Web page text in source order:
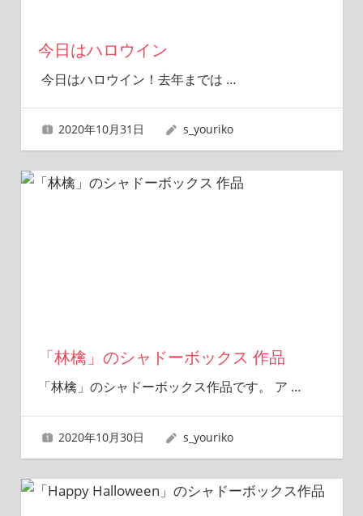
今日はハロウイン
今日はハロウイン！去年までは …
2020年10月31日 s_youriko
「林檎」のシャドーボックス 作品
「林檎」のシャドーボックス作品です。 ア …
2020年10月30日 s_youriko